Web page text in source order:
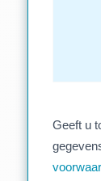
Geeft u